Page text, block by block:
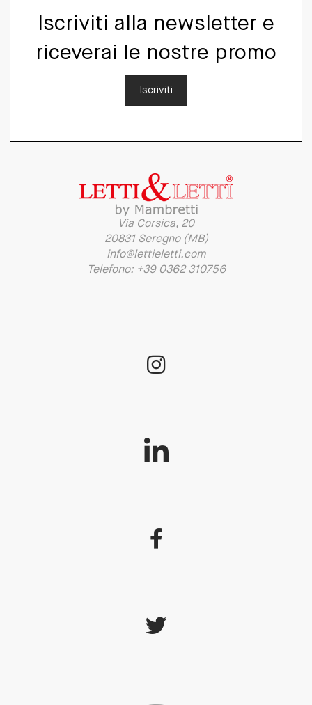
Iscriviti alla newsletter e
riceverai le nostre promo
Iscriviti
Via Corsica, 20
20831 Seregno (MB)
info@lettieletti.com
Telefono: +39 0362 310756